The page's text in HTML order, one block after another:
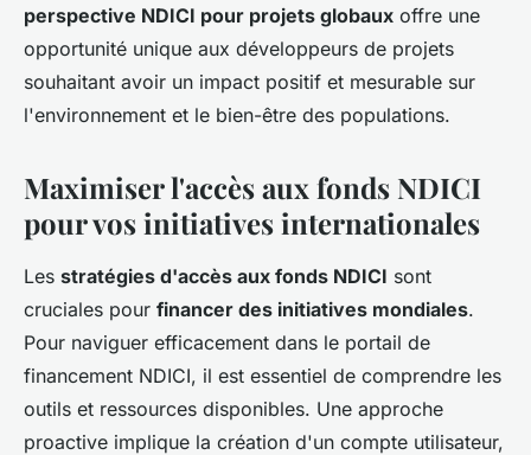
perspective NDICI pour projets globaux offre une
opportunité unique aux développeurs de projets
souhaitant avoir un impact positif et mesurable sur
l'environnement et le bien-être des populations.
Maximiser l'accès aux fonds NDICI
pour vos initiatives internationales
Les stratégies d'accès aux fonds NDICI sont
cruciales pour financer des initiatives mondiales.
Pour naviguer efficacement dans le portail de
financement NDICI, il est essentiel de comprendre les
outils et ressources disponibles. Une approche
proactive implique la création d'un compte utilisateur,